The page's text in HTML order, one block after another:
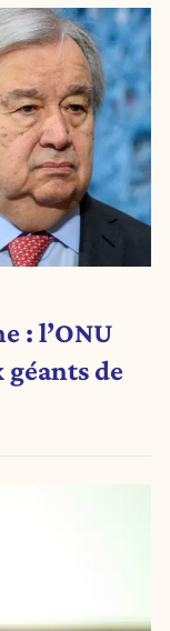
: l’ONU
géants de